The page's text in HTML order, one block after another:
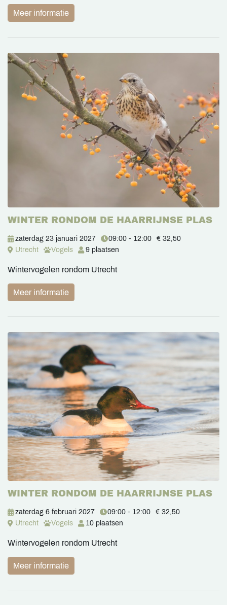
Meer informatie
WINTER RONDOM DE HAARRIJNSE PLAS
zaterdag 23 januari 2027 09:00 - 12:00
€ 32,50
Utrecht
Vogels 9 plaatsen
Wintervogelen rondom Utrecht
Meer informatie
WINTER RONDOM DE HAARRIJNSE PLAS
zaterdag 6 februari 2027 09:00 - 12:00
€ 32,50
Utrecht
Vogels 10 plaatsen
Wintervogelen rondom Utrecht
Meer informatie